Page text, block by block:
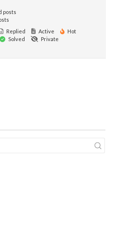
posts
Replied Active
Hot
Solved
Private